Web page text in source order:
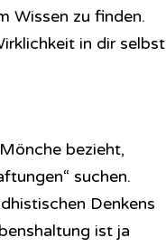
Wissen zu finden.
in dir selbst
bezieht,
suchen.
Denkens
ist ja